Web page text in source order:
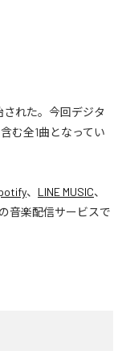
された。今回デジタ
含む全1曲となってい
、 LINE MUSIC、
音楽配信サービスで